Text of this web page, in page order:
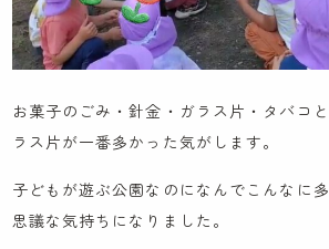
お菓子のごみ・針金・ガラス片・タバコ
ラス片が一番多かった気がします。
子どもが遊ぶ公園なのになんでこんなに
思議な気持ちになりました。